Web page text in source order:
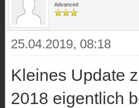
Advanced
25.04.2019, 08:18
Kleines Update
2018 eigentlich